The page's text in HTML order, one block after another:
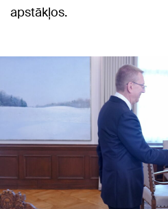
apstākļos.